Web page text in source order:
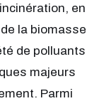
en
la biomasse
de polluants
majeurs
Parmi